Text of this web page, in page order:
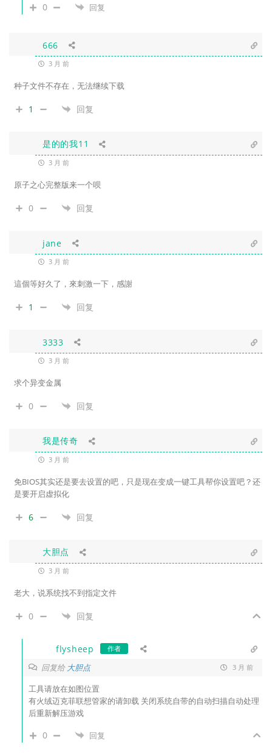
0 回复
666
3 月 前
种子文件不存在，无法继续下载
1 回复
是的的我11
3 月 前
原子之心完整版来一个呗
0 回复
jane
3 月 前
這個等好久了，來刺激一下，感謝
1 回复
3333
3 月 前
求个异变金属
0 回复
我是传奇
3 月 前
免BIOS其实还是要去设置的吧，只是现在变成一键工具帮你设置吧？还
是要开启虚拟化
6 回复
大胆点
3 月 前
老大，说系统找不到指定文件
0 回复
flysheep 作者
回复给 大胆点 3 月 前
工具请放在如图位置
有火绒迈克菲联想管家的请卸载 关闭系统自带的自动扫描自动处理
后重新解压游戏
0 回复